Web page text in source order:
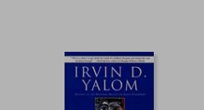
50%
dcto.